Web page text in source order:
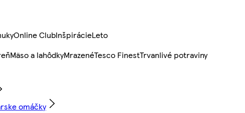
Online ClubInšpirácieLeto
Mäso a lahôdkyMrazenéTesco FinestTrvanlivé potraviny
omáčky